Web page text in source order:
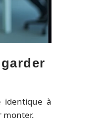
identique à
monter.